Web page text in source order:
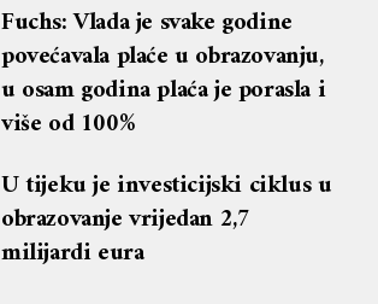
Fuchs: Vlada je svake godine
povećavala plaće u obrazovanju,
u osam godina plaća je porasla i
više od 100%
U tijeku je investicijski ciklus u
obrazovanje vrijedan 2,7
milijardi eura